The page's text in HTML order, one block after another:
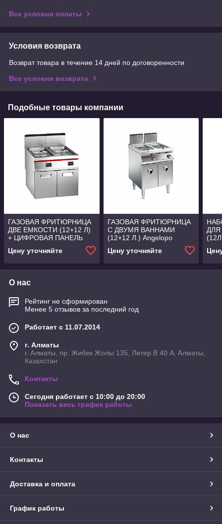
Все условия оплаты
Условия возврата
Возврат товара в течение 14 дней по договоренности
Все условия возврата
Подобные товары компании
ГАЗОВАЯ ФРИТЮРНИЦА
ДВЕ ЕМКОСТИ (12+12 Л)
+ ЦИФРОВАЯ ПАНЕЛЬ
Цену уточняйте
ГАЗОВАЯ ФРИТЮРНИЦА
С ДВУМЯ ВАННАМИ
(12+12 Л.) Angelopo
Цену уточняйте
О нас
Рейтинг не сформирован
Менее 5 отзывов за последний год
Работает с 11.07.2014
г. Алматы
г. Алматы, пр. Жибек Жолы 135, Литер В 40 А, Алматы,
Казахстан
Контакты
Сегодня работает с 10:00 до 20:00
Показать весь график работы
О нас
Контакты
Доставка и оплата
График работы